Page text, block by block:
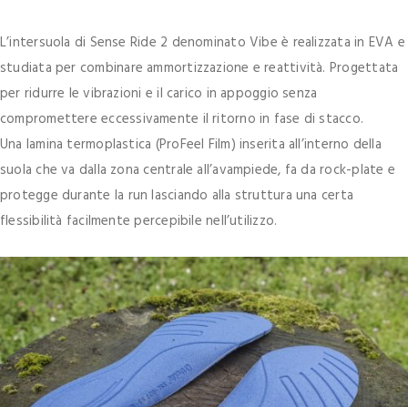
L’intersuola di Sense Ride 2 denominato Vibe è realizzata in EVA e
studiata per combinare ammortizzazione e reattività. Progettata
per ridurre le vibrazioni e il carico in appoggio senza
compromettere eccessivamente il ritorno in fase di stacco.
Una lamina termoplastica (ProFeel Film) inserita all’interno della
suola che va dalla zona centrale all’avampiede, fa da rock-plate e
protegge durante la run lasciando alla struttura una certa
flessibilità facilmente percepibile nell’utilizzo.